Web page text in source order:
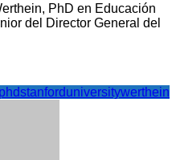
PhD en Educación
del Director General del
phdstanforduniversitywerthein